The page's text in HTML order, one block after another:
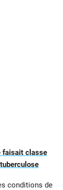
faisait classe
conditions de